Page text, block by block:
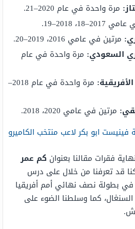
مرة واحدة في عام 2020–21.
2018–19.
مرتين في عامي 2016، 2019–20.
السعودي: مرة واحدة في عام
مرة واحدة في عام 2018–
مرتين في عامي 2020، 2018.
ابو بكر لاعب منتخب الكاميرو
فقرات مقالنا بعنوان كم عمر
قد تعرفنا من خلال على درس
في بطولة نصف نهائي أمم أفريقيا
كما وسلطنا الضوء على